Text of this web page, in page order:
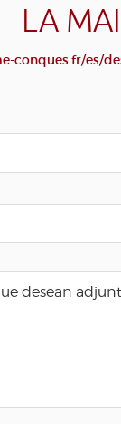
LA
conques.fr/es/